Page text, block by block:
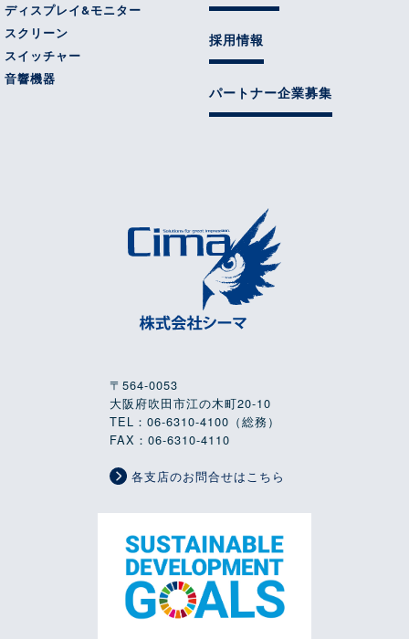
ディスプレイ&モニター
スクリーン
スイッチャー
音響機器
採用情報
パートナー企業募集
〒564-0053
大阪府吹田市江の木町20-10
TEL：06-6310-4100（総務）
FAX：06-6310-4110
各支店のお問合せはこちら